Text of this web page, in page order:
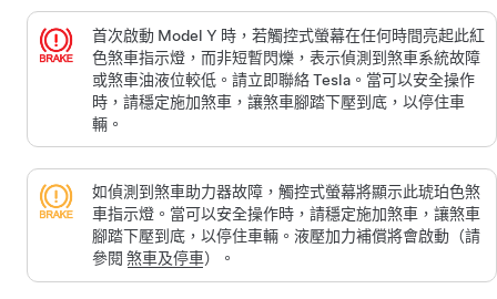
首次啟動 Model Y 時，若觸控式螢幕在任何時間亮起此紅
色煞車指示燈，而非短暫閃爍，表示偵測到煞車系統故障
或煞車油液位較低。請立即聯絡 Tesla。當可以安全操作
時，請穩定施加煞車，讓煞車腳踏下壓到底，以停住車
輛。
如偵測到煞車助力器故障，觸控式螢幕將顯示此琥珀色煞
車指示燈。當可以安全操作時，請穩定施加煞車，讓煞車
腳踏下壓到底，以停住車輛。液壓加力補償將會啟動（請
參閱煞車及停車）。